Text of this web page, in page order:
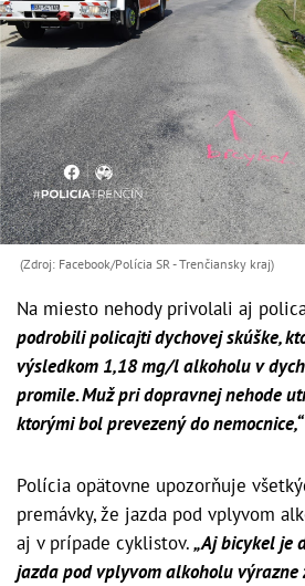
(Zdroj: Facebook/Polícia SR - Trenčiansky kraj )
Na miesto nehody privolali aj
podrobili policajti dychovej skúške,
výsledkom 1,18 mg/l alkoholu v
promile. Muž pri dopravnej nehode
ktorými bol prevezený do nemocnice,“
Polícia opätovne upozorňuje
premávky, že jazda pod vplyvom
aj v prípade cyklistov.„Aj bicykel je
jazda pod vplyvom alkoholu výrazne